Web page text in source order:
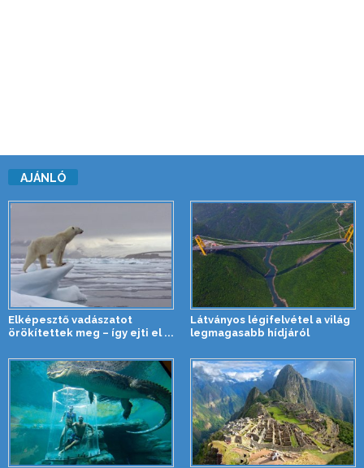
AJÁNLÓ
Elképesztő vadászatot
örökítettek meg – így ejti el ...
Látványos légifelvétel a világ
legmagasabb hídjáról